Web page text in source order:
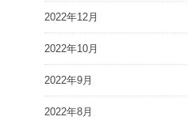
2022年12月
2022年10月
2022年9月
2022年8月